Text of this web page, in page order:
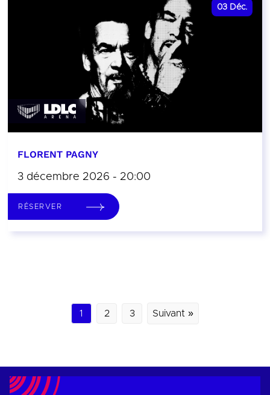
03 Déc.
FLORENT PAGNY
3 décembre 2026 - 20:00
RÉSERVER
1 2 3 Suivant »